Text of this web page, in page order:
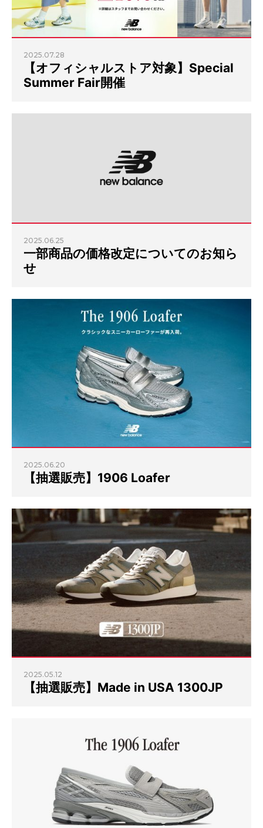
2025.07.28
【オフィシャルストア対象】Special
Summer Fair開催
2025.06.25
一部商品の価格改定についてのお知ら
せ
2025.06.20
【抽選販売】1906 Loafer
2025.05.12
【抽選販売】Made in USA 1300JP